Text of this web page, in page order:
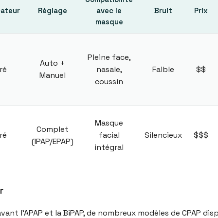
Réglage
avec le
masque
Bruit Prix
Auto +
Manuel
Pleine face,
nasale,
coussin
Faible $$
Complet
(IPAP/EPAP)
Masque
facial
intégral
Silencieux $$$
l’APAP et la BiPAP, de nombreux modèles de CPAP